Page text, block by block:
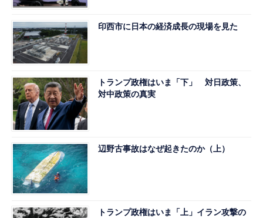
印西市に日本の経済成長の現場を見た
トランプ政権はいま「下」 対日政策、
対中政策の真実
辺野古事故はなぜ起きたのか（上）
トランプ政権はいま「上」イラン攻撃の